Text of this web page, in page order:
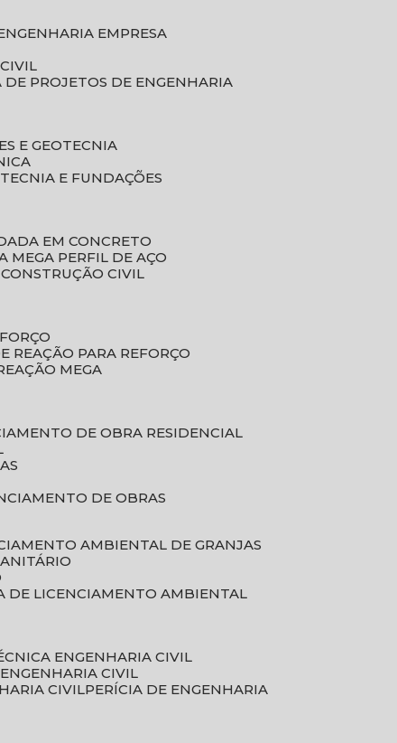
ENGENHARIA EMPRESA
DE PROJETOS DE ENGENHARIA
E GEOTECNIA
E FUNDAÇÕES
EM CONCRETO
MEGA PERFIL DE AÇO
CONSTRUÇÃO CIVIL
REAÇÃO PARA REFORÇO
MEGA
DE OBRA RESIDENCIAL
DE OBRAS
AMBIENTAL DE GRANJAS
DE LICENCIAMENTO AMBIENTAL
ENGENHARIA CIVIL
ENGENHARIA CIVIL
CIVIL
PERÍCIA DE ENGENHARIA